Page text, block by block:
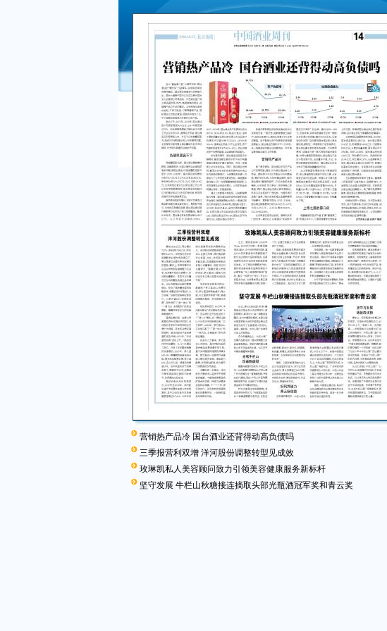
营销热产品冷 国台酒业还背得动高负债吗
三季报营利双增 洋河股份调整转型见成效
玫琳凯私人美容顾问致力引领美容健康服务新标杆
坚守发展 牛栏山秋糖接连摘取头部光瓶酒冠军奖和青云奖